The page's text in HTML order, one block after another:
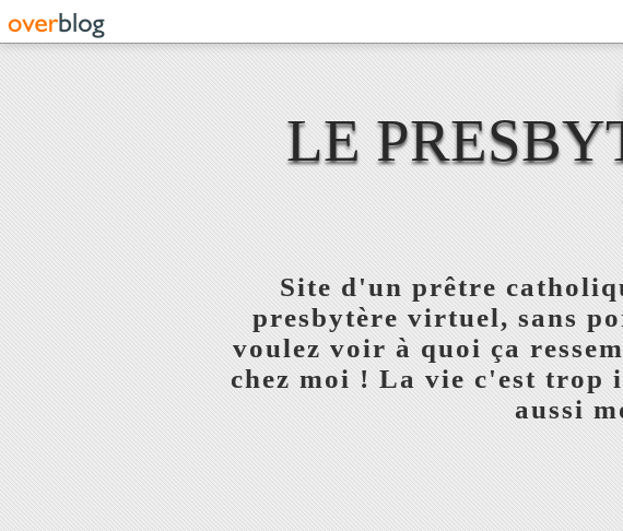
LE
Site d'un prêtre
presbytère virtuel, sans
voulez voir à quoi ça
chez moi ! La vie c'est trop
aussi